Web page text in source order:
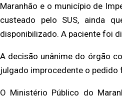
Maranhão e o município de
custeado pelo SUS, ainda
disponibilizado. A paciente foi
A decisão unânime do órgão
julgado improcedente o pedido
O Ministério Público do